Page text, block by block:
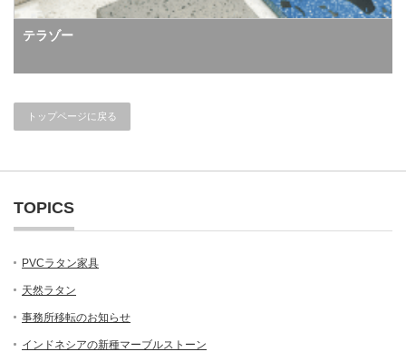
テラゾー
トップページに戻る
TOPICS
PVCラタン家具
天然ラタン
事務所移転のお知らせ
インドネシアの新種マーブルストーン